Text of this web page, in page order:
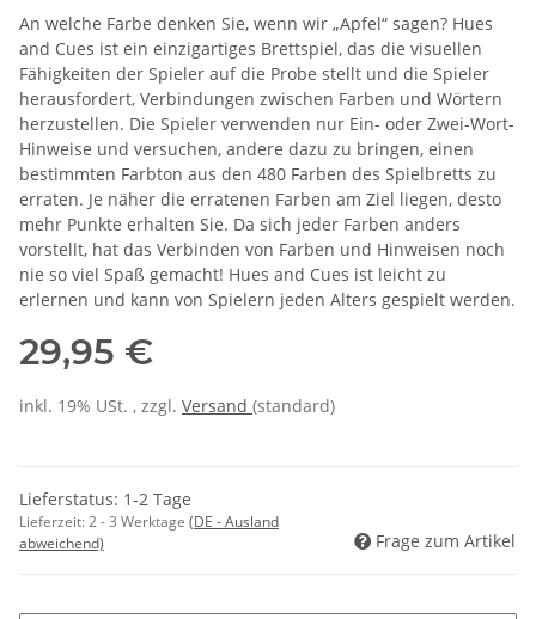
An welche Farbe denken Sie, wenn wir „Apfel“ sagen? Hues
and Cues ist ein einzigartiges Brettspiel, das die visuellen
Fähigkeiten der Spieler auf die Probe stellt und die Spieler
herausfordert, Verbindungen zwischen Farben und Wörtern
herzustellen. Die Spieler verwenden nur Ein- oder Zwei-Wort-
Hinweise und versuchen, andere dazu zu bringen, einen
bestimmten Farbton aus den 480 Farben des Spielbretts zu
erraten. Je näher die erratenen Farben am Ziel liegen, desto
mehr Punkte erhalten Sie. Da sich jeder Farben anders
vorstellt, hat das Verbinden von Farben und Hinweisen noch
nie so viel Spaß gemacht! Hues and Cues ist leicht zu
erlernen und kann von Spielern jeden Alters gespielt werden.
29,95 €
inkl. 19% USt. , zzgl. Versand (standard)
Lieferstatus: 1-2 Tage
Lieferzeit:2 - 3 Werktage (DE - Ausland
abweichend)
Frage zum Artikel